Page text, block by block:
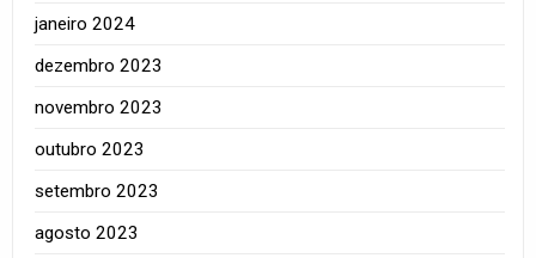
janeiro 2024
dezembro 2023
novembro 2023
outubro 2023
setembro 2023
agosto 2023